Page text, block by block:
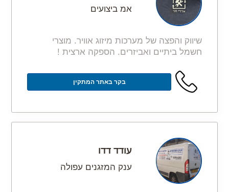
אמ ביצועים
שיווק והפצה של מערכות מיזוג אוויר. מוצרי
חשמל ביתיים ואביזרים. הספקה ארצית !
בקר באתר המתקין
עודד דדו
ענק המזגנים עפולה